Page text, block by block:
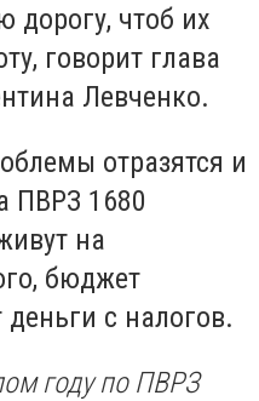
дорогу, чтоб их
говорит глава
Левченко.
отразятся и
ПВРЗ 1680
на
бюджет
с налогов.
году по ПВРЗ